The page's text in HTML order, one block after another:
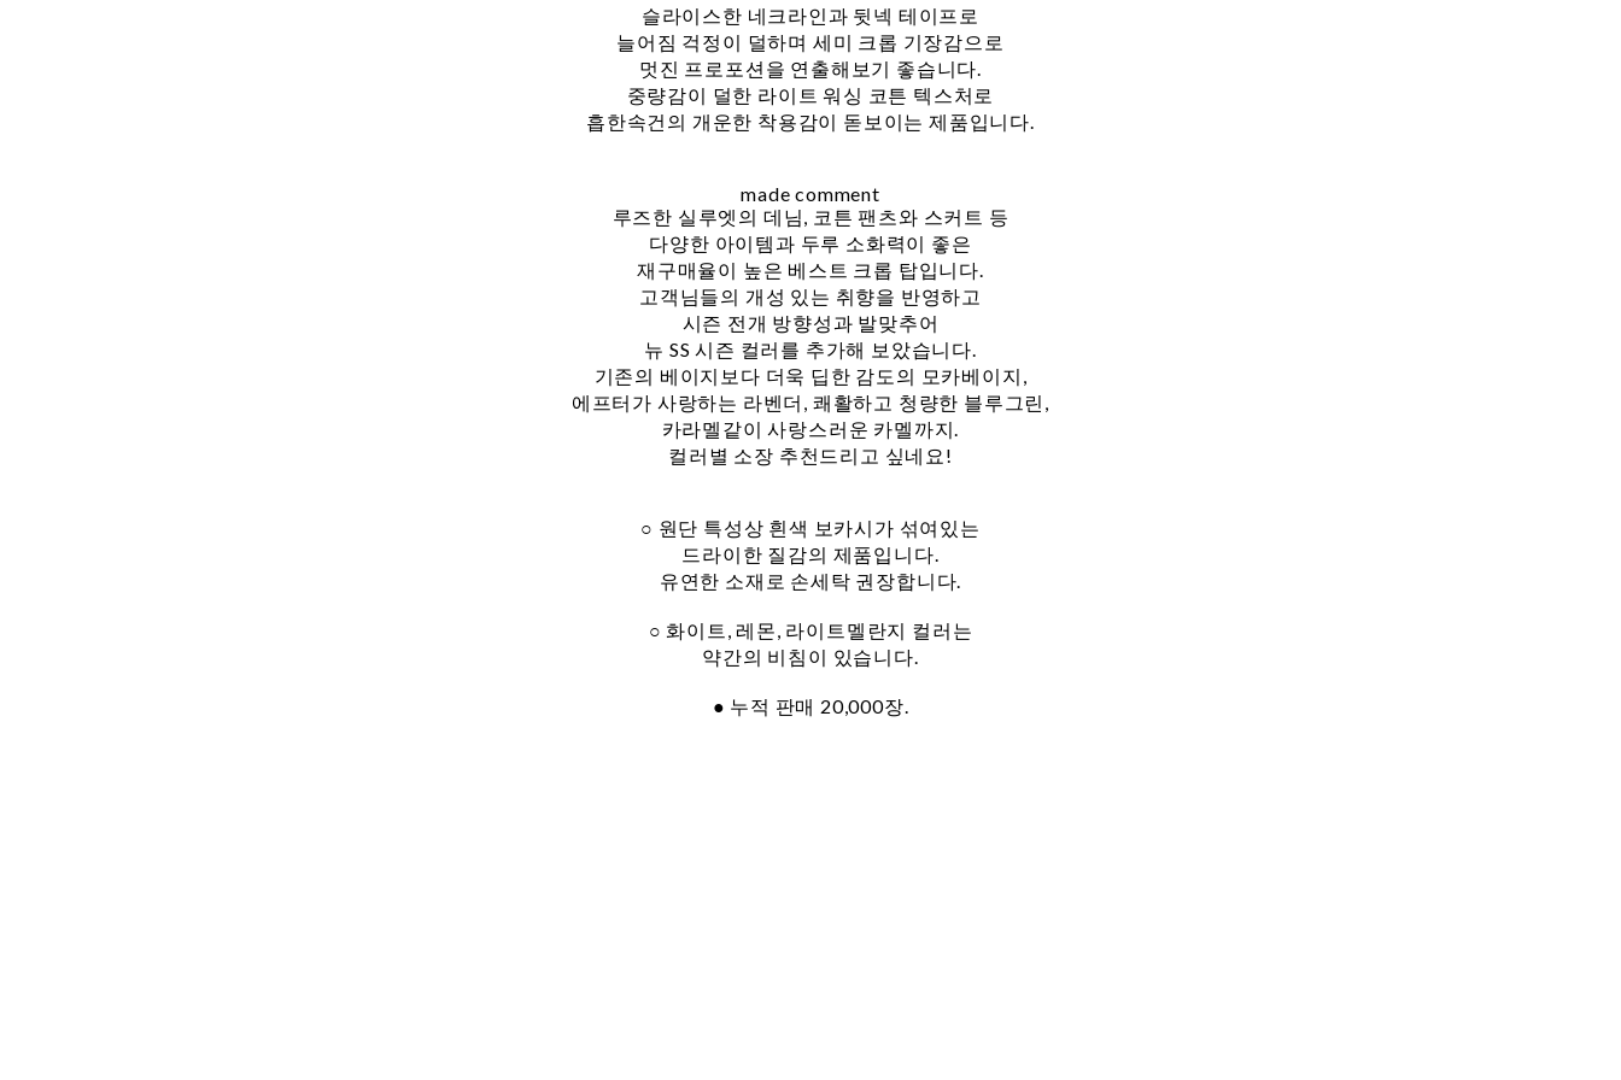
슬라이스한 네크라인과 뒷넥 테이프로
늘어짐 걱정이 덜하며 세미 크롭 기장감으로
멋진 프로포션을 연출해보기 좋습니다.
중량감이 덜한 라이트 워싱 코튼 텍스처로
흡한속건의 개운한 착용감이 돋보이는 제품입니다.
made comment
루즈한 실루엣의 데님, 코튼 팬츠와 스커트 등
다양한 아이템과 두루 소화력이 좋은
재구매율이 높은 베스트 크롭 탑입니다.
고객님들의 개성 있는 취향을 반영하고
시즌 전개 방향성과 발맞추어
뉴 SS 시즌 컬러를 추가해 보았습니다.
기존의 베이지보다 더욱 딥한 감도의 모카베이지,
에프터가 사랑하는 라벤더, 쾌활하고 청량한 블루그린,
카라멜같이 사랑스러운 카멜까지.
컬러별 소장 추천드리고 싶네요!
○ 원단 특성상 흰색 보카시가 섞여있는
드라이한 질감의 제품입니다.
유연한 소재로 손세탁 권장합니다.
○ 화이트, 레몬, 라이트멜란지 컬러는
약간의 비침이 있습니다.
● 누적 판매 20,000장.